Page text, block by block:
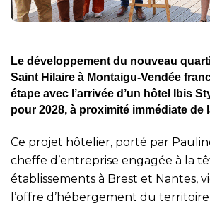
Le développement du nouveau
Saint Hilaire à Montaigu-Vendée
étape avec l’arrivée d’un hôtel Ibis
pour 2028, à proximité immédiate de
Ce projet hôtelier, porté par
cheffe d’entreprise engagée à la
établissements à Brest et Nantes,
l’offre d’hébergement du